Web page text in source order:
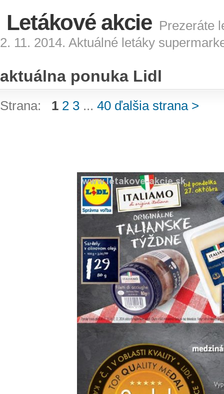
Letákové akcie Prezeráte
2. 11. 2014. Aktuálné letáky
aktuálna ponuka Lidl
Strana: 1 2 3 ... 40 ďalšia strana >